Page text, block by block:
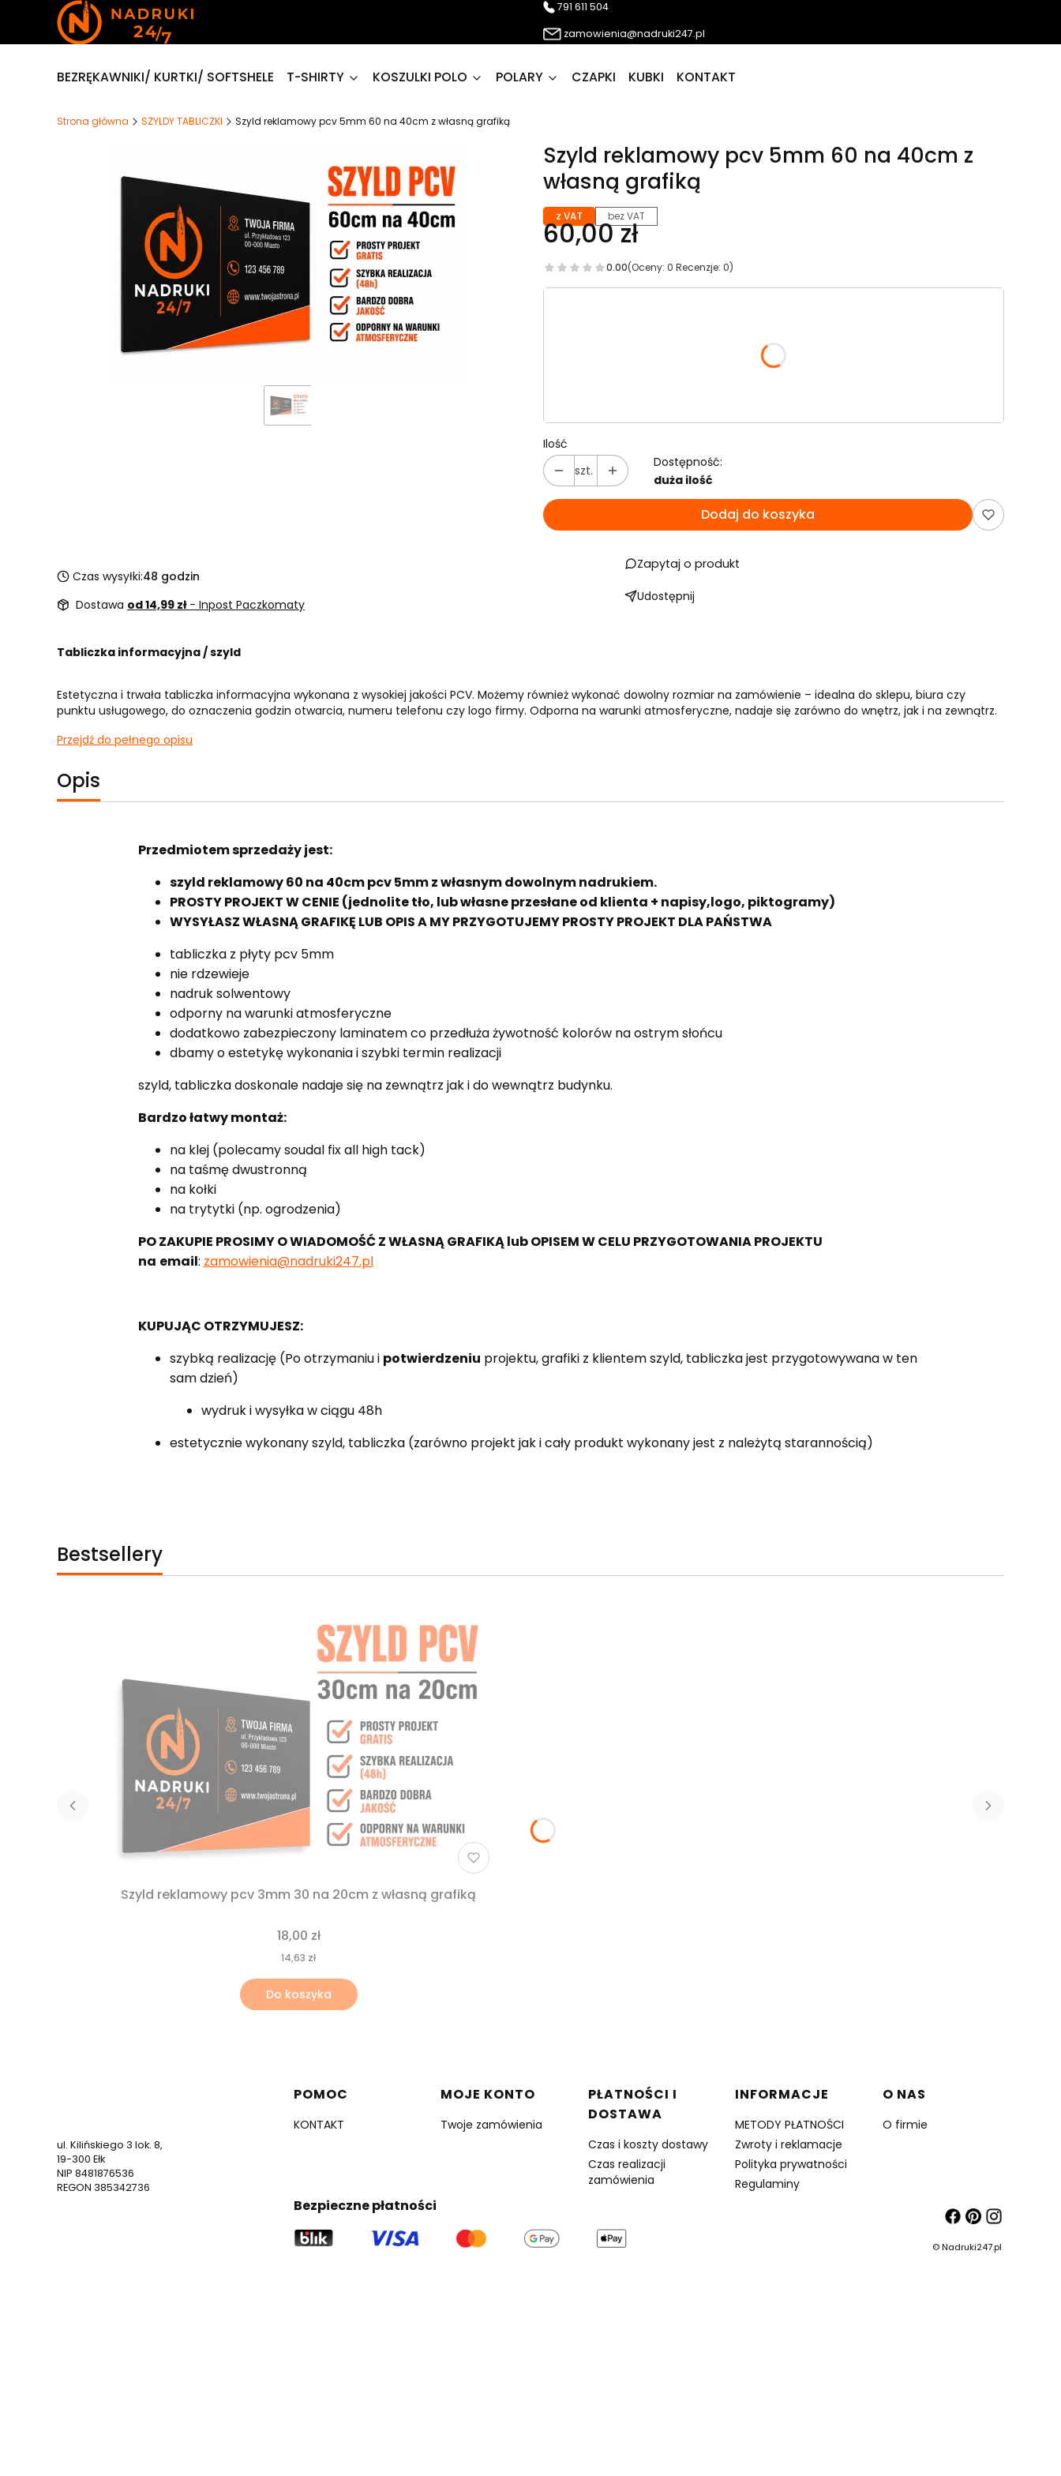
791 611 504
zamowienia@nadruki247.pl
BEZRĘKAWNIKI/ KURTKI/ SOFTSHELE T-SHIRTY KOSZULKI POLO POLARY CZAPKI KUBKI KONTAKT
Strona główna SZYLDY TABLICZKI Szyld reklamowy pcv 5mm 60 na 40cm z własną grafiką
Szyld reklamowy pcv 5mm 60 na 40cm z
własną grafiką
z VAT bez VAT
60,00 zł
0.00(Oceny: 0 Recenzje: 0)
Ilość
szt.
Dostępność:
duża ilość
Dodaj do koszyka
Czas wysyłki:48 godzin
Dostawa od 14,99 zł - Inpost Paczkomaty
Zapytaj o produkt
Udostępnij
Tabliczka informacyjna / szyld
Estetyczna i trwała tabliczka informacyjna wykonana z wysokiej jakości PCV. Możemy również wykonać dowolny rozmiar na zamówienie – idealna do sklepu, biura czy
punktu usługowego, do oznaczenia godzin otwarcia, numeru telefonu czy logo firmy. Odporna na warunki atmosferyczne, nadaje się zarówno do wnętrz, jak i na zewnątrz.
Przejdź do pełnego opisu
Opis
Przedmiotem sprzedaży jest:
szyld reklamowy 60 na 40cm pcv 5mm z własnym dowolnym nadrukiem.
PROSTY PROJEKT W CENIE (jednolite tło, lub własne przesłane od klienta + napisy,logo, piktogramy)
WYSYŁASZ WŁASNĄ GRAFIKĘ LUB OPIS A MY PRZYGOTUJEMY PROSTY PROJEKT DLA PAŃSTWA
tabliczka z płyty pcv 5mm
nie rdzewieje
nadruk solwentowy
odporny na warunki atmosferyczne
dodatkowo zabezpieczony laminatem co przedłuża żywotność kolorów na ostrym słońcu
dbamy o estetykę wykonania i szybki termin realizacji
szyld, tabliczka doskonale nadaje się na zewnątrz jak i do wewnątrz budynku.
Bardzo łatwy montaż:
na klej (polecamy soudal fix all high tack)
na taśmę dwustronną
na kołki
na trytytki (np. ogrodzenia)
PO ZAKUPIE PROSIMY O WIADOMOŚĆ Z WŁASNĄ GRAFIKĄ lub OPISEM W CELU PRZYGOTOWANIA PROJEKTU
na email: zamowienia@nadruki247.pl
KUPUJĄC OTRZYMUJESZ:
szybką realizację (Po otrzymaniu i potwierdzeniu projektu, grafiki z klientem szyld, tabliczka jest przygotowywana w ten
sam dzień)
wydruk i wysyłka w ciągu 48h
estetycznie wykonany szyld, tabliczka (zarówno projekt jak i cały produkt wykonany jest z należytą starannością)
Bestsellery
Szyld reklamowy pcv 3mm 30 na 20cm z własną grafiką
18,00 zł
14,63 zł
Do koszyka
ul. Kilińskiego 3 lok. 8,
19-300 Ełk
NIP 8481876536
REGON 385342736
Linki w stopce
POMOC
KONTAKT
MOJE KONTO
Twoje zamówienia
PŁATNOŚCI I
DOSTAWA
Czas i koszty dostawy
Czas realizacji
zamówienia
INFORMACJE
METODY PŁATNOŚCI
Zwroty i reklamacje
Polityka prywatności
Regulaminy
O NAS
O firmie
Bezpieczne płatności
© Nadruki247.pl